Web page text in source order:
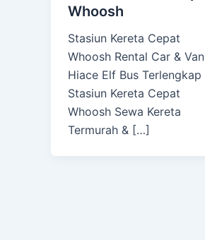
Whoosh
Stasiun Kereta Cepat
Whoosh Rental Car & Van
Hiace Elf Bus Terlengkap
Stasiun Kereta Cepat
Whoosh Sewa Kereta
Termurah & […]